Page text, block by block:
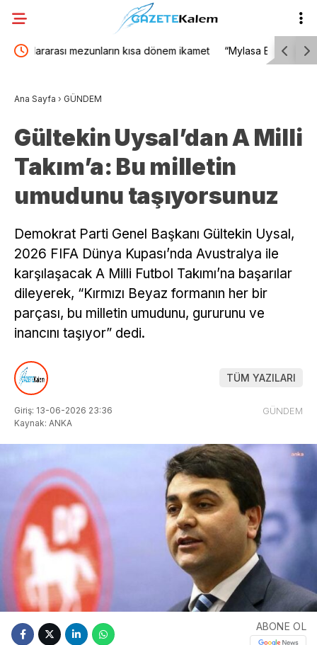
“Mylasa Band”, Milas Ören’de konser verdi
Ana Sayfa › GÜNDEM
Gültekin Uysal’dan A Milli
Takım’a: Bu milletin
umudunu taşıyorsunuz
Demokrat Parti Genel Başkanı Gültekin Uysal,
2026 FIFA Dünya Kupası’nda Avustralya ile
karşılaşacak A Milli Futbol Takımı’na başarılar
dileyerek, “Kırmızı Beyaz formanın her bir
parçası, bu milletin umudunu, gururunu ve
inancını taşıyor” dedi.
TÜM YAZILARI
Giriş: 13-06-2026 23:36
Kaynak: ANKA
GÜNDEM
ABONE OL